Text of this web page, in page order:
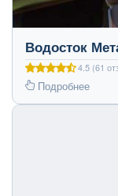
Водосток
4.5 (61
Подробнее